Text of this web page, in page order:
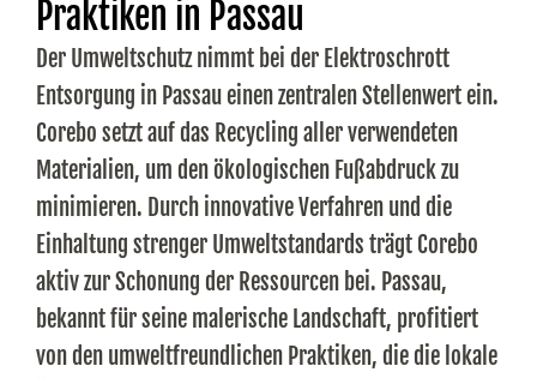
Praktiken in Passau
Der Umweltschutz nimmt bei der Elektroschrott
Entsorgung in Passau einen zentralen Stellenwert ein.
Corebo setzt auf das Recycling aller verwendeten
Materialien, um den ökologischen Fußabdruck zu
minimieren. Durch innovative Verfahren und die
Einhaltung strenger Umweltstandards trägt Corebo
aktiv zur Schonung der Ressourcen bei. Passau,
bekannt für seine malerische Landschaft, profitiert
von den umweltfreundlichen Praktiken, die die lokale